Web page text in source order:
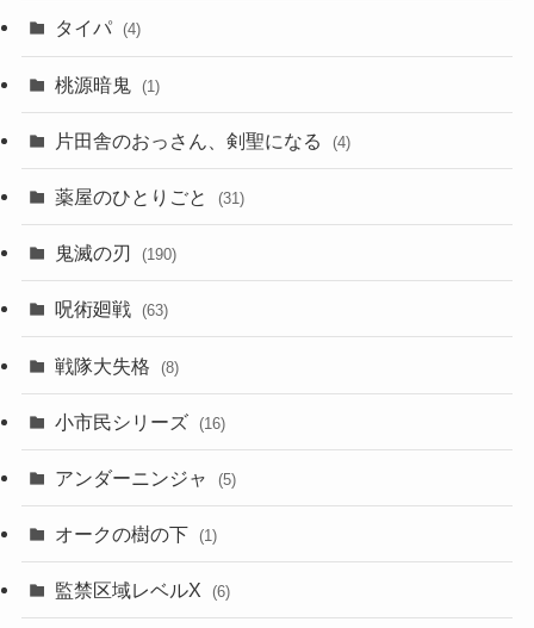
タイパ (4)
桃源暗鬼 (1)
片田舎のおっさん、剣聖になる (4)
薬屋のひとりごと (31)
鬼滅の刃 (190)
呪術廻戦 (63)
戦隊大失格 (8)
小市民シリーズ (16)
アンダーニンジャ (5)
オークの樹の下 (1)
監禁区域レベルX (6)